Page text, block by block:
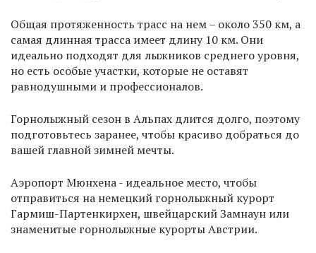
Общая протяженность трасс на нем – около 350 км, а
самая длинная трасса имеет длину 10 км. Они
идеально подходят для лыжников среднего уровня,
но есть особые участки, которые не оставят
равнодушными и профессионалов.
Горнолыжный сезон в Альпах длится долго, поэтому
подготовьтесь заранее, чтобы красиво добраться до
вашей главной зимней мечты.
Аэропорт Мюнхена - идеальное место, чтобы
отправиться на немецкий горнолыжный курорт
Гармиш-Партенкирхен, швейцарский Замнаун или
знаменитые горнолыжные курорты Австрии.